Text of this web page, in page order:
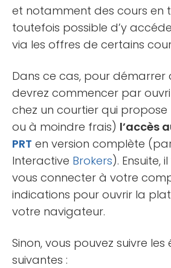
et notamment des cours en
toutefois possible d’y
via les offres de certains
Dans ce cas, pour démarrer
devrez commencer par
chez un courtier qui
ou à moindre frais) l’accès
PRT en version complète
Interactive Brokers). Ensuite,
vous connecter à votre
indications pour ouvrir la
votre navigateur.
Sinon, vous pouvez suivre les
suivantes :